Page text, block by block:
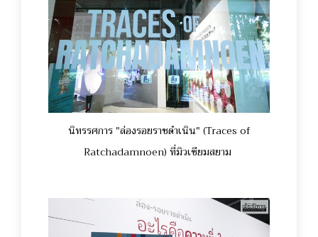
นิทรรศการ "ล่องรอยราชดำเนิน" (Traces of
Ratchadamnoen) ที่มิวเซียมสยาม